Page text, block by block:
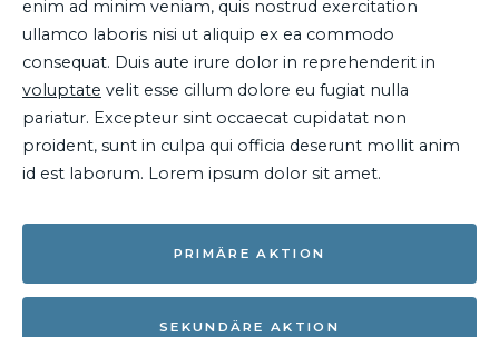
enim ad minim veniam, quis nostrud exercitation
ullamco laboris nisi ut aliquip ex ea commodo
consequat. Duis aute irure dolor in reprehenderit in
voluptate velit esse cillum dolore eu fugiat nulla
pariatur. Excepteur sint occaecat cupidatat non
proident, sunt in culpa qui officia deserunt mollit anim
id est laborum. Lorem ipsum dolor sit amet.
PRIMÄRE AKTION
SEKUNDÄRE AKTION